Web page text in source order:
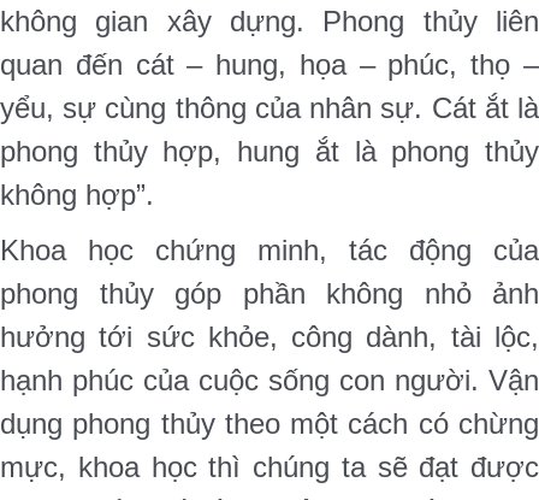
không gian xây dựng. Phong thủy liên
quan đến cát – hung, họa – phúc, thọ –
yểu, sự cùng thông của nhân sự. Cát ắt là
phong thủy hợp, hung ắt là phong thủy
không hợp”.
Khoa học chứng minh, tác động của
phong thủy góp phần không nhỏ ảnh
hưởng tới sức khỏe, công dành, tài lộc,
hạnh phúc của cuộc sống con người. Vận
dụng phong thủy theo một cách có chừng
mực, khoa học thì chúng ta sẽ đạt được